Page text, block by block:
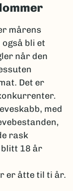
mårens
bli et
når den
Det er
med
rask
18 år
er åtte til ti år.